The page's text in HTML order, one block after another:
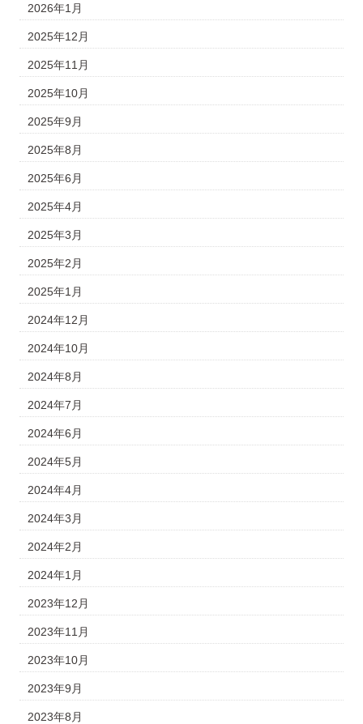
2026年1月
2025年12月
2025年11月
2025年10月
2025年9月
2025年8月
2025年6月
2025年4月
2025年3月
2025年2月
2025年1月
2024年12月
2024年10月
2024年8月
2024年7月
2024年6月
2024年5月
2024年4月
2024年3月
2024年2月
2024年1月
2023年12月
2023年11月
2023年10月
2023年9月
2023年8月